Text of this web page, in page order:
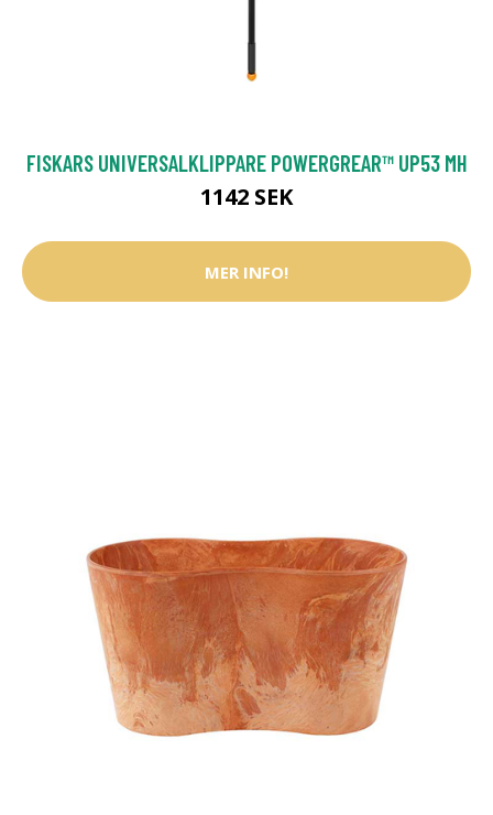
FISKARS UNIVERSALKLIPPARE POWERGREAR™ UP53 MH
1142 SEK
MER INFO!